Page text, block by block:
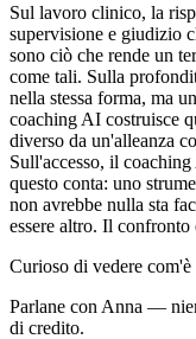
Sul lavoro clinico, la
supervisione e giudizio
sono ciò che rende un
come tali. Sulla
nella stessa forma, ma
coaching AI costruisce
diverso da un'alleanza
Sull'accesso, il
questo conta: uno
non avrebbe nulla sta
essere altro. Il
Curioso di vedere
Parlane con Anna —
di credito.